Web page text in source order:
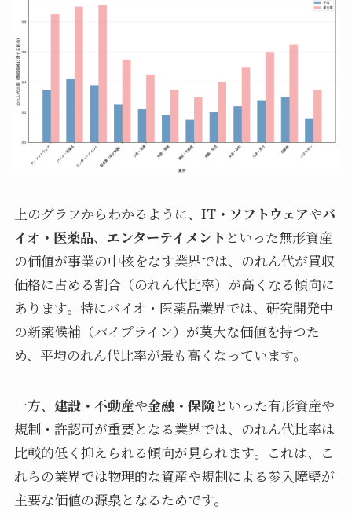
上のグラフからわかるように、 IT・ソフトウェアやバ
イオ・医薬品、 エンターテイメント といった無形資産
の価値が事業の中核をなす業界では、のれん代が買収
価格に占める割合（のれん代比率）が高くなる傾向に
あります。特にバイオ・医薬品業界では、研究開発中
の新薬候補（パイプライン）が莫大な価値を持つた
め、平均のれん代比率が最も高くなっています。
一方、 建設・不動産や金融・保険といった有形資産や
規制・許認可が重要となる業界では、のれん代比率は
比較的低く抑えられる傾向が見られます。これは、こ
れらの業界では物理的な資産や規制による参入障壁が
主要な価値の源泉となるためです。